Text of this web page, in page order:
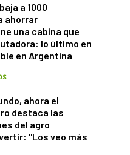
a 1000
ahorrar
una cabina que
lo último en
en Argentina
ahora el
destaca las
del agro
"Los veo más